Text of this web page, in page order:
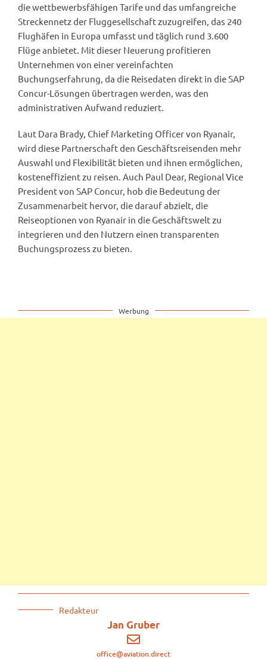
Redakteur
Jan Gruber
office@aviation.direct
die wettbewerbsfähigen Tarife und das umfangreiche
Streckennetz der Fluggesellschaft zuzugreifen, das 240
Flughäfen in Europa umfasst und täglich rund 3.600
Flüge anbietet. Mit dieser Neuerung profitieren
Unternehmen von einer vereinfachten
Buchungserfahrung, da die Reisedaten direkt in die SAP
Concur-Lösungen übertragen werden, was den
administrativen Aufwand reduziert.
Laut Dara Brady, Chief Marketing Officer von Ryanair,
wird diese Partnerschaft den Geschäftsreisenden mehr
Auswahl und Flexibilität bieten und ihnen ermöglichen,
kosteneffizient zu reisen. Auch Paul Dear, Regional Vice
President von SAP Concur, hob die Bedeutung der
Zusammenarbeit hervor, die darauf abzielt, die
Reiseoptionen von Ryanair in die Geschäftswelt zu
integrieren und den Nutzern einen transparenten
Buchungsprozess zu bieten.
Werbung